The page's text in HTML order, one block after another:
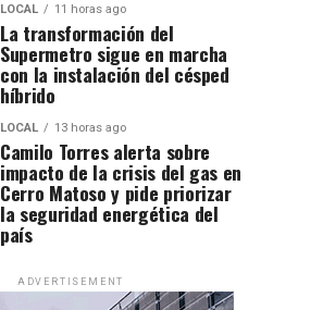
LOCAL 11 horas ago
La transformación del
Supermetro sigue en marcha
con la instalación del césped
híbrido
LOCAL 13 horas ago
Camilo Torres alerta sobre
impacto de la crisis del gas en
Cerro Matoso y pide priorizar
la seguridad energética del
país
ADVERTISEMENT